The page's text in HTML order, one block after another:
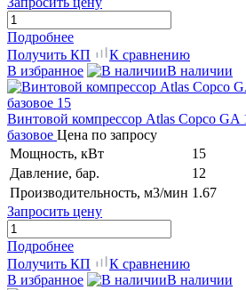
Подробнее
Получить КП
К сравнению
В избранное
В наличии
Винтовой компрессор Atlas Copco GA
базовое Цена по запросу
Мощность, кВт
15
Давление, бар.
12
Производительность, м3/мин 1.67
Запросить цену
Подробнее
Получить КП
К сравнению
В избранное
В наличии